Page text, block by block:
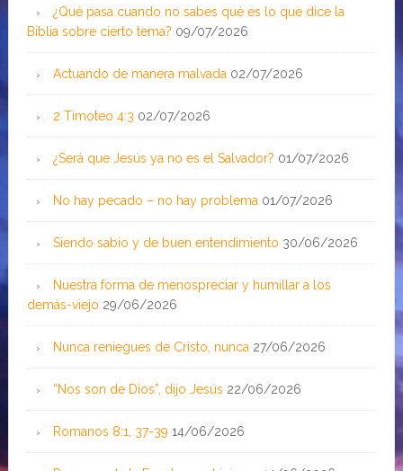
¿Qué pasa cuando no sabes qué es lo que dice la
Biblia sobre cierto tema? 09/07/2026
Actuando de manera malvada 02/07/2026
2 Timoteo 4:3 02/07/2026
¿Será que Jesús ya no es el Salvador? 01/07/2026
No hay pecado – no hay problema 01/07/2026
Siendo sabio y de buen entendimiento 30/06/2026
Nuestra forma de menospreciar y humillar a los
demás-viejo 29/06/2026
Nunca reniegues de Cristo, nunca 27/06/2026
“Nos son de Dios”, dijo Jesús 22/06/2026
Romanos 8:1, 37-39 14/06/2026